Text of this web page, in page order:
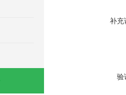
补充
验